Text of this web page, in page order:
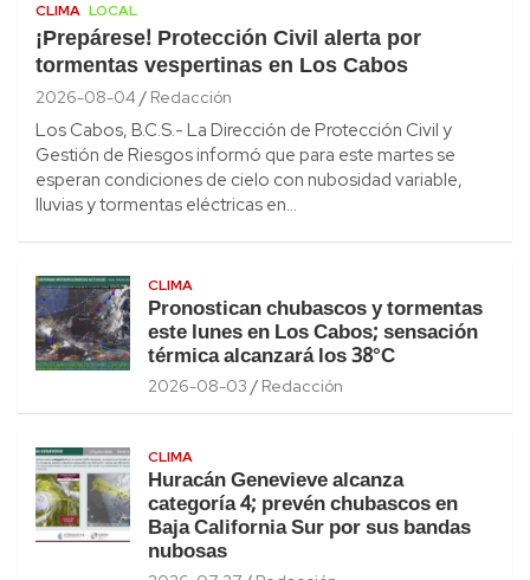
CLIMA LOCAL
¡Prepárese! Protección Civil alerta por
tormentas vespertinas en Los Cabos
2026-08-04 Redacción
Los Cabos, B.C.S.- La Dirección de Protección Civil y
Gestión de Riesgos informó que para este martes se
esperan condiciones de cielo con nubosidad variable,
lluvias y tormentas eléctricas en…
CLIMA
Pronostican chubascos y tormentas
este lunes en Los Cabos; sensación
térmica alcanzará los 38°C
2026-08-03 Redacción
CLIMA
Huracán Genevieve alcanza
categoría 4; prevén chubascos en
Baja California Sur por sus bandas
nubosas